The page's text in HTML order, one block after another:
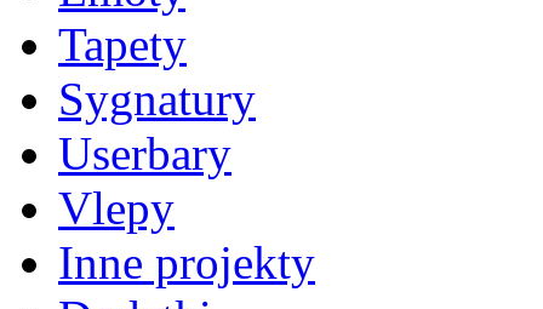
Tapety
Sygnatury
Userbary
Vlepy
Inne projekty